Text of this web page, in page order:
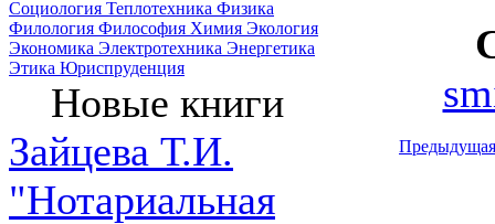
Социология Теплотехника Физика
Филология Философия Химия Экология
Экономика Электротехника Энергетика
Этика Юриспруденция
Новые книги
Зайцева Т.И.
"Нотариальная
Предыдущая